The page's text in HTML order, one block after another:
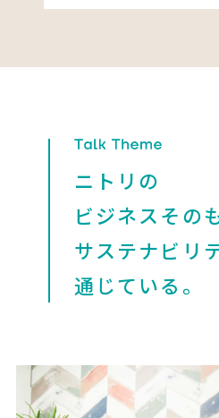
ニトリの
ビジネスその
サステナビリ
通じている。